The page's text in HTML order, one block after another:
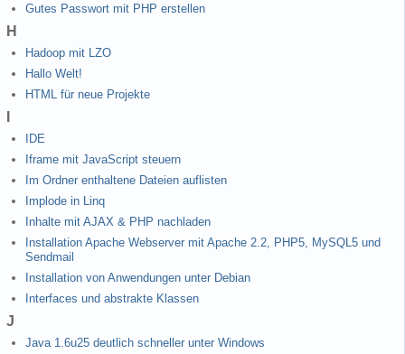
Gutes Passwort mit PHP erstellen
H
Hadoop mit LZO
Hallo Welt!
HTML für neue Projekte
IDE
Iframe mit JavaScript steuern
Im Ordner enthaltene Dateien auflisten
Implode in Linq
Inhalte mit AJAX & PHP nachladen
Installation Apache Webserver mit Apache 2.2, PHP5, MySQL5 und
Sendmail
Installation von Anwendungen unter Debian
Interfaces und abstrakte Klassen
J
Java 1.6u25 deutlich schneller unter Windows